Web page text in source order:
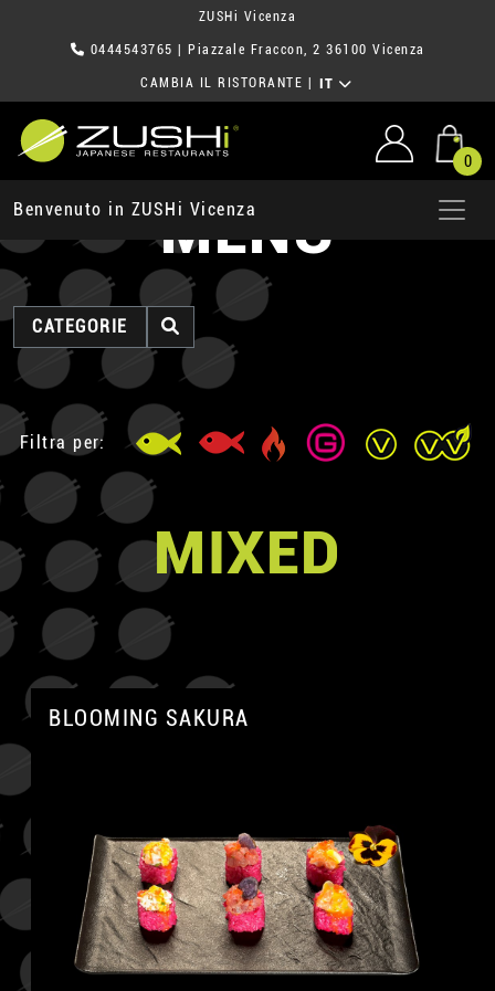
ZUSHi Vicenza
0444543765 | Piazzale Fraccon, 2 36100 Vicenza
CAMBIA IL RISTORANTE IT
0
Benvenuto in ZUSHi Vicenza
MENU
CATEGORIE
Filtra per:
MIXED
BLOOMING SAKURA